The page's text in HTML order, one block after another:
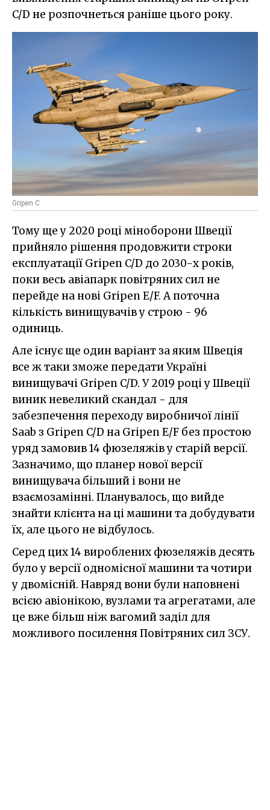
C/D не розпочнеться раніше цього року.
Gripen C
Тому ще у 2020 році міноборони Швеції
прийняло рішення продовжити строки
експлуатації Gripen C/D до 2030-х років,
поки весь авіапарк повітряних сил не
перейде на нові Gripen E/F. А поточна
кількість винищувачів у строю - 96
одиниць.
Але існує ще один варіант за яким Швеція
все ж таки зможе передати Україні
винищувачі Gripen C/D. У 2019 році у Швеції
виник невеликий скандал - для
забезпечення переходу виробничої лінії
Saab з Gripen C/D на Gripen E/F без простою
уряд замовив 14 фюзеляжів у старій версії.
Зазначимо, що планер нової версії
винищувача більший і вони не
взаємозамінні. Планувалось, що вийде
знайти клієнта на ці машини та добудувати
їх, але цього не відбулось.
Серед цих 14 вироблених фюзеляжів десять
було у версії одномісної машини та чотири
у двомісній. Навряд вони були наповнені
всією авіонікою, вузлами та агрегатами, але
це вже більш ніж вагомий заділ для
можливого посилення Повітряних сил ЗСУ.